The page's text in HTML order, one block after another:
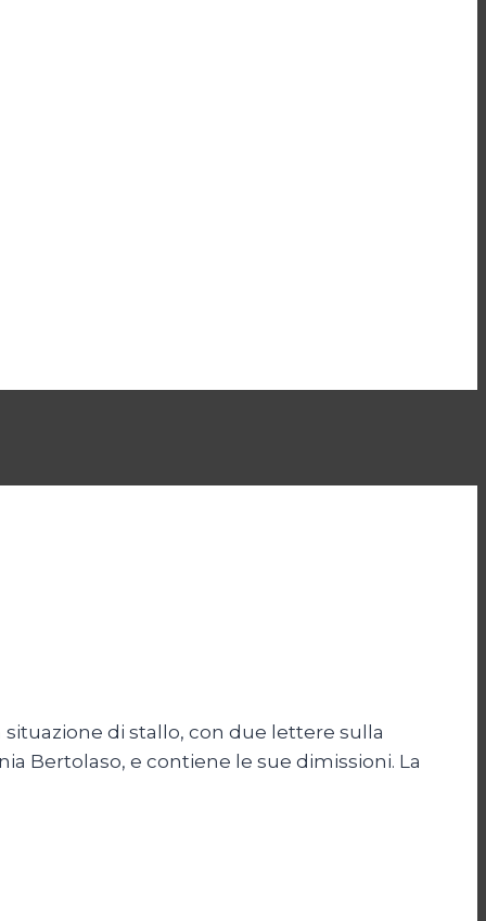
di stallo, con due lettere sulla
Bertolaso, e contiene le sue dimissioni. La